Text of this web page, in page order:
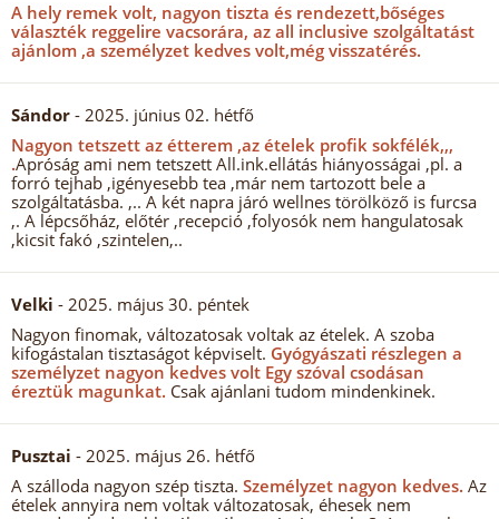
A hely remek volt, nagyon tiszta és rendezett,bőséges
választék reggelire vacsorára, az all inclusive szolgáltatást
ajánlom ,a személyzet kedves volt,még visszatérés.
Sándor - 2025. június 02. hétfő
Nagyon tetszett az étterem ,az ételek profik sokfélék,,,
.Apróság ami nem tetszett All.ink.ellátás hiányosságai ,pl. a
forró tejhab ,igényesebb tea ,már nem tartozott bele a
szolgáltatásba. ,.. A két napra járó wellnes törölköző is furcsa
,. A lépcsőház, előtér ,recepció ,folyosók nem hangulatosak
,kicsit fakó ,szintelen,..
Velki - 2025. május 30. péntek
Nagyon finomak, változatosak voltak az ételek. A szoba
kifogástalan tisztaságot képviselt. Gyógyászati részlegen a
személyzet nagyon kedves volt Egy szóval csodásan
éreztük magunkat. Csak ajánlani tudom mindenkinek.
Pusztai - 2025. május 26. hétfő
A szálloda nagyon szép tiszta. Személyzet nagyon kedves. Az
ételek annyira nem voltak változatosak, éhesek nem